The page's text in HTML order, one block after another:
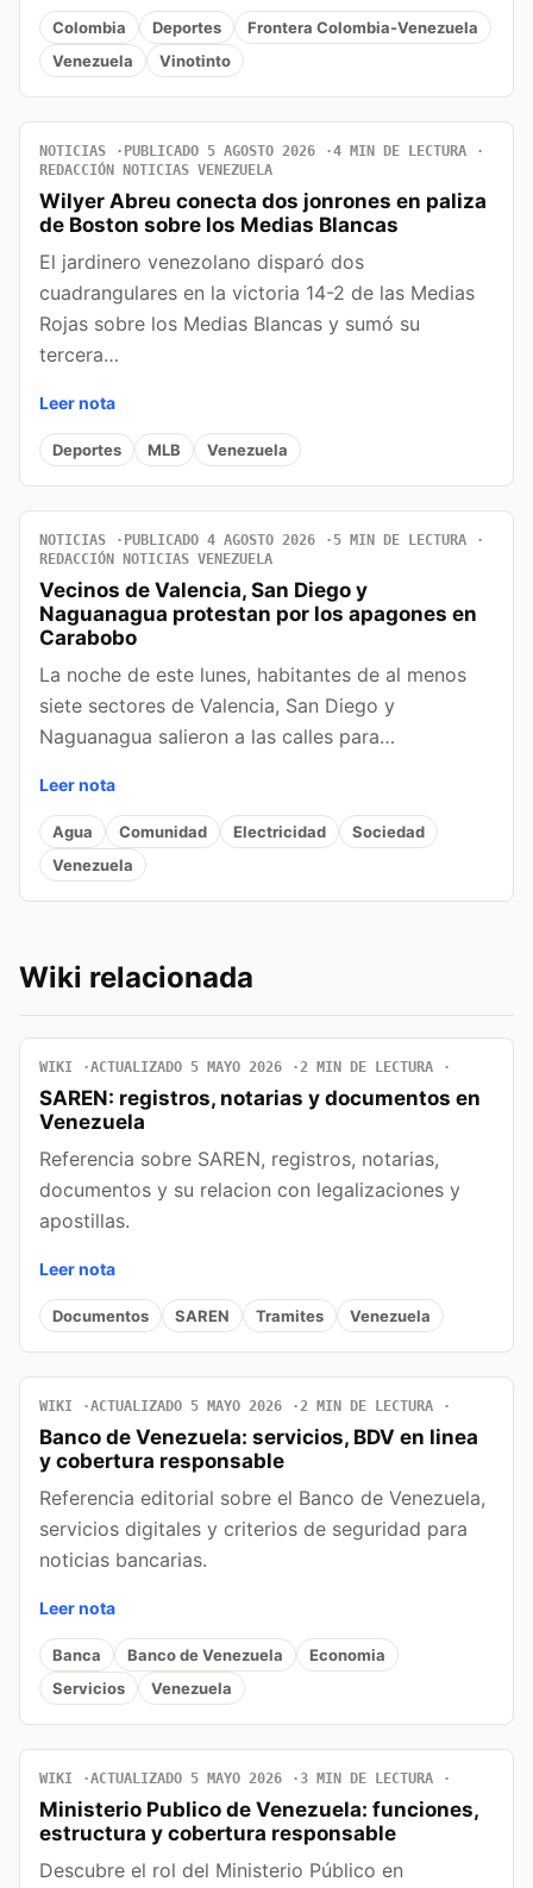
Colombia Deportes
Frontera Colombia-Venezuela
Venezuela
Vinotinto
NOTICIAS PUBLICADO 5 AGOSTO 2026
4 MIN DE LECTURA
REDACCIÓN NOTICIAS VENEZUELA
Wilyer Abreu conecta dos jonrones en paliza
de Boston sobre los Medias Blancas
El jardinero venezolano disparó dos
cuadrangulares en la victoria 14-2 de las Medias
Rojas sobre los Medias Blancas y sumó su
tercera…
Leer nota
Deportes MLB Venezuela
NOTICIAS PUBLICADO 4 AGOSTO 2026
5 MIN DE LECTURA
REDACCIÓN NOTICIAS VENEZUELA
Vecinos de Valencia, San Diego y
Naguanagua protestan por los apagones en
Carabobo
La noche de este lunes, habitantes de al menos
siete sectores de Valencia, San Diego y
Naguanagua salieron a las calles para…
Leer nota
Agua Comunidad Electricidad
Sociedad
Venezuela
Wiki relacionada
WIKI ACTUALIZADO 5 MAYO 2026 2 MIN DE LECTURA
SAREN: registros, notarias y documentos en
Venezuela
Referencia sobre SAREN, registros, notarias,
documentos y su relacion con legalizaciones y
apostillas.
Leer nota
Documentos SAREN Tramites Venezuela
WIKI ACTUALIZADO 5 MAYO 2026 2 MIN DE LECTURA
Banco de Venezuela: servicios, BDV en linea
y cobertura responsable
Referencia editorial sobre el Banco de Venezuela,
servicios digitales y criterios de seguridad para
noticias bancarias.
Leer nota
Banca Banco de Venezuela
Economia
Servicios
Venezuela
WIKI ACTUALIZADO 5 MAYO 2026 3 MIN DE LECTURA
Ministerio Publico de Venezuela: funciones,
estructura y cobertura responsable
Descubre el rol del Ministerio Público en